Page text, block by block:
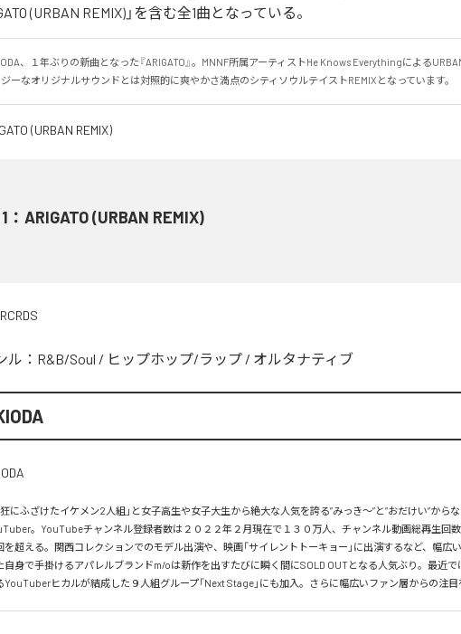
(URBAN REMIX)」を含む全1曲となっている。
、１年ぶりの新曲となった『ARIGATO』。MNNF所属アーティストHe Knows Everythingによる
ーなオリジナルサウンドとは対照的に爽やかさ満点のシティソウルテイストREMIXとなっています。
1 ： ARIGATO (URBAN REMIX)
ル： R&B/Soul / ヒップホップ/ラップ / オルタナティブ
狂にふざけたイケメン2人組」と女子高生や女子大生から絶大な人気を誇る”みっき〜”と”おだけい”から
。YouTubeチャンネル登録者数は２０２２年２月現在で１３０万人、チャンネル動画総再生回
を超える。関西コレクションでのモデル出演や、映画「サイレントトーキョー」に出演するなど、幅広
自身で手掛けるアパレルブランドm/oは新作を出すたびに瞬く間にSOLD OUTとなる人気ぶり。最近で
YouTuberヒカルが結成した９人組グループ「Next Stage」にも加入。さらに幅広いファン層からの注目